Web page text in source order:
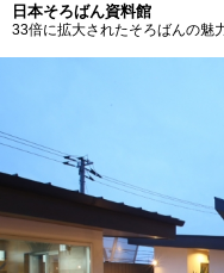
日本そろばん資料館
33倍に拡大されたそろばんの魅